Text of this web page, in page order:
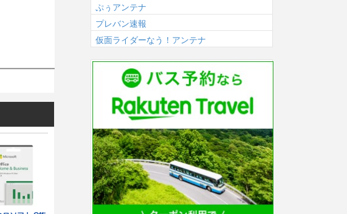
ぷぅアンテナ
プレバン速報
仮面ライダーなう！アンテナ